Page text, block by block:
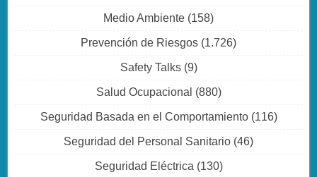
Medio Ambiente (158)
Prevención de Riesgos (1.726)
Safety Talks(9)
Salud Ocupacional (880)
Seguridad Basada en el Comportamiento(116)
Seguridad del Personal Sanitario (46)
Seguridad Eléctrica (130)